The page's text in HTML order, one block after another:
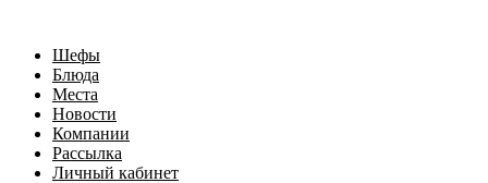
Шефы
Блюда
Места
Новости
Компании
Рассылка
Личный кабинет